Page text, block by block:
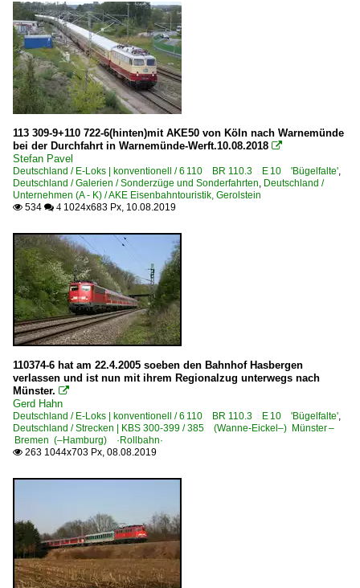
113 309-9+110 722-6(hinten)mit AKE50 von Köln nach Warnemünde
bei der Durchfahrt in Warnemünde-Werft.10.08.2018 
Stefan Pavel
Deutschland / E-Loks | konventionell / 6 110 BR 110.3 E 10 'Bügelfalte',
Deutschland / Galerien / Sonderzüge und Sonderfahrten, Deutschland /
Unternehmen (A - K) / AKE Eisenbahntouristik, Gerolstein
 534  4 1024x683 Px, 10.08.2019
110374-6 hat am 22.4.2005 soeben den Bahnhof Hasbergen
verlassen und ist nun mit ihrem Regionalzug unterwegs nach
Münster. 
Gerd Hahn
Deutschland / E-Loks | konventionell / 6 110 BR 110.3 E 10 'Bügelfalte',
Deutschland / Strecken | KBS 300-399 / 385 (Wanne-Eickel–) Münster –
Bremen (–Hamburg) ·Rollbahn·
 263 1044x703 Px, 08.08.2019